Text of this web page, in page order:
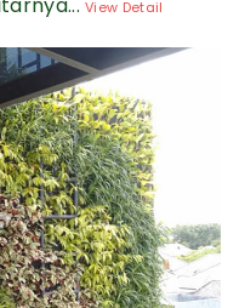
View Detail